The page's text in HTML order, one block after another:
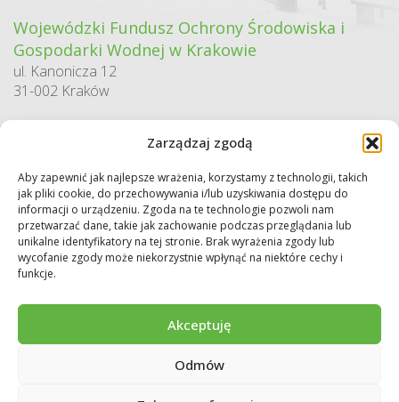
Zarządzaj zgodą
Aby zapewnić jak najlepsze wrażenia, korzystamy z technologii, takich
jak pliki cookie, do przechowywania i/lub uzyskiwania dostępu do
informacji o urządzeniu. Zgoda na te technologie pozwoli nam
przetwarzać dane, takie jak zachowanie podczas przeglądania lub
unikalne identyfikatory na tej stronie. Brak wyrażenia zgody lub
wycofanie zgody może niekorzystnie wpłynąć na niektóre cechy i
funkcje.
Akceptuję
Odmów
Wojewódzki Fundusz Ochrony Środowiska i
Gospodarki Wodnej w Krakowie
ul. Kanonicza 12
31-002 Kraków
Sekretariat / Dziennik podawczy
tel.: 12 422 94 90
e-mail:biuro@wfos.krakow.pl
Copyright © 2026 WFOŚiGW w Krakowie. Wszystkie prawa zastrzeżone.